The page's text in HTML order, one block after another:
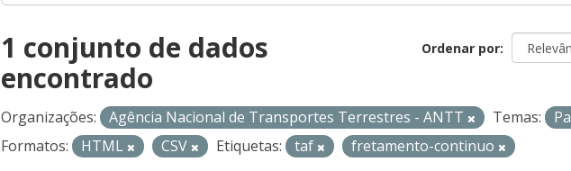
Ordenar por
1 conjunto de dados
encontrado
Organizações: Agência Nacional de Transportes Terrestres - ANTT Temas:
Formatos:
HTML CSV Etiquetas: taf fretamento-continuo